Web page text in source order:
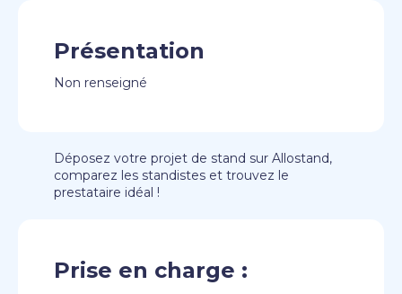
Présentation
Non renseigné
Déposez votre projet de stand sur Allostand,
comparez les standistes et trouvez le
prestataire idéal !
Prise en charge :